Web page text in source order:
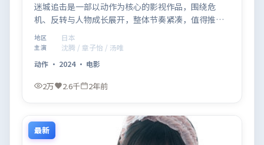
迷城追击是一部以动作为核心的影视作品，围绕危
机、反转与人物成长展开，整体节奏紧凑，值得推荐
观看。
地区 日本
主演
沈腾 / 章子怡 / 汤唯
动作 · 2024· 电影
2万 2.6千 2年前
最新